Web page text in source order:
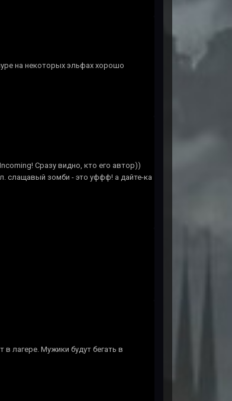
на некоторых эльфах хорошо
Сразу видно, кто его автор))
слащавый зомби - это уффф! а дайте-ка
лагере. Мужики будут бегать в